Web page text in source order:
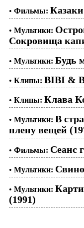
• Фильмы:
• Мультики:
Сокровища
• Мультики: Будь
• Клипы: BIBI &
• Клипы: Клава
• Мультики: В
плену вещей
• Фильмы: Сеанс
• Мультики:
• Мультики:
(1991)